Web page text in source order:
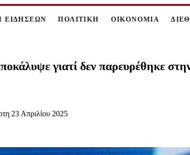
ΕΙΔΗΣΕΩΝ ΠΟΛΙΤΙΚΗ ΟΙΚΟΝΟΜΙΑ
γιατί δεν παρευρέθηκε
23 Απριλίου 2025